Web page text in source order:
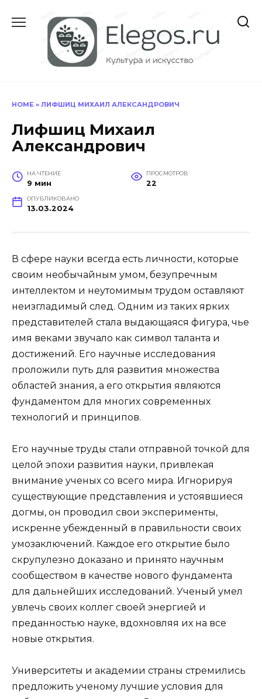
содержанию
HOME » ЛИФШИЦ МИХАИЛ АЛЕКСАНДРОВИЧ
Лифшиц Михаил
Александрович
НА ЧТЕНИЕ
9 мин
ПРОСМОТРОВ
22
ОПУБЛИКОВАНО
13.03.2024
В сфере науки всегда есть личности, которые
своим необычайным умом, безупречным
интеллектом и неутомимым трудом оставляют
неизгладимый след. Одним из таких ярких
представителей стала выдающаяся фигура, чье
имя веками звучало как символ таланта и
достижений. Его научные исследования
проложили путь для развития множества
областей знания, а его открытия являются
фундаментом для многих современных
технологий и принципов.
Его научные труды стали отправной точкой для
целой эпохи развития науки, привлекая
внимание ученых со всего мира. Игнорируя
существующие представления и устоявшиеся
догмы, он проводил свои эксперименты,
искренне убежденный в правильности своих
умозаключений. Каждое его открытие было
скрупулезно доказано и принято научным
сообществом в качестве нового фундамента
для дальнейших исследований. Ученый умел
увлечь своих коллег своей энергией и
преданностью науке, вдохновляя их на все
новые открытия.
Университеты и академии страны стремились
предложить ученому лучшие условия для